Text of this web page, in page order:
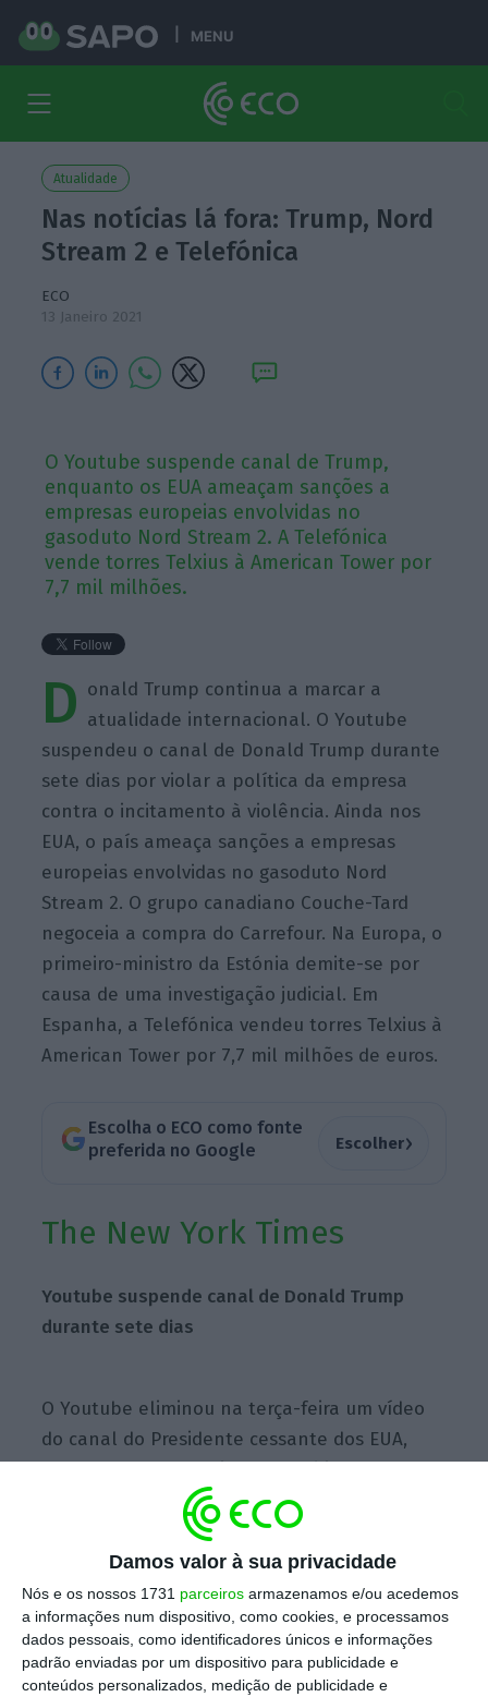
Damos valor à sua privacidade
Nós e os nossos 1731 parceiros armazenamos e/ou acedemos
a informações num dispositivo, como cookies, e processamos
dados pessoais, como identificadores únicos e informações
padrão enviadas por um dispositivo para publicidade e
conteúdos personalizados, medição de publicidade e
MENU
Atualidade
Nas notícias lá fora: Trump, Nord
Stream 2 e Telefónica
ECO
13 Janeiro 2021
O Youtube suspende canal de Trump,
enquanto os EUA ameaçam sanções a
empresas europeias envolvidas no
gasoduto Nord Stream 2. A Telefónica
vende torres Telxius à American Tower por
7,7 mil milhões.
D onald Trump continua a marcar a
atualidade internacional. O Youtube
suspendeu o canal de Donald Trump durante
sete dias por violar a política da empresa
contra o incitamento à violência. Ainda nos
EUA, o país ameaça sanções a empresas
europeias envolvidas no gasoduto Nord
Stream 2. O grupo canadiano Couche-Tard
negoceia a compra do Carrefour. Na Europa, o
primeiro-ministro da Estónia demite-se por
causa de uma investigação judicial. Em
Espanha, a Telefónica vendeu torres Telxius à
American Tower por 7,7 mil milhões de euros.
Escolha o ECO como fonte
preferida no Google
Escolher›
The New York Times
Youtube suspende canal de Donald Trump
durante sete dias
O Youtube eliminou na terça-feira um vídeo
do canal do Presidente cessante dos EUA,
empresa contra o incitamento à violência, e
suspendeu a utilização naquela plataforma
durante sete dias. “Dadas as preocupações
com o atual risco de violência, removemos
novo conteúdo posto online no canal de
Donald J. Trump, por violar as nossas
políticas”, explicou em comunicado a